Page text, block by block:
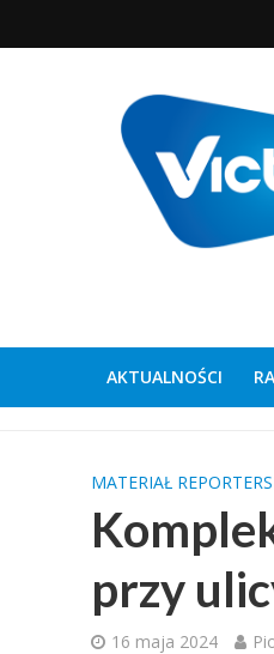
AKTUALNOŚCI
MATERIAŁ
przy
16 maja 2024